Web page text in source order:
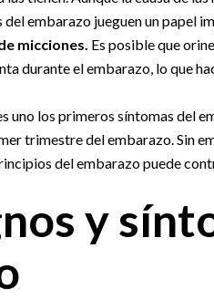
embarazo jueguen un papel
micciones. Es posible que
durante el embarazo, lo que
uno los primeros síntomas del
trimestre del embarazo. Sin
del embarazo puede
y